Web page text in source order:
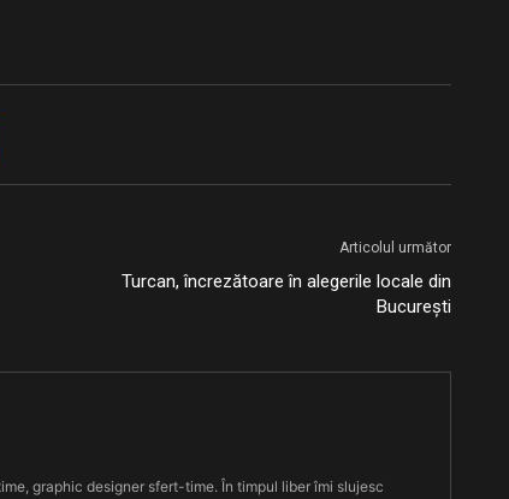
Articolul următor
Turcan, încrezătoare în alegerile locale din
București
graphic designer sfert-time. În timpul liber îmi slujesc